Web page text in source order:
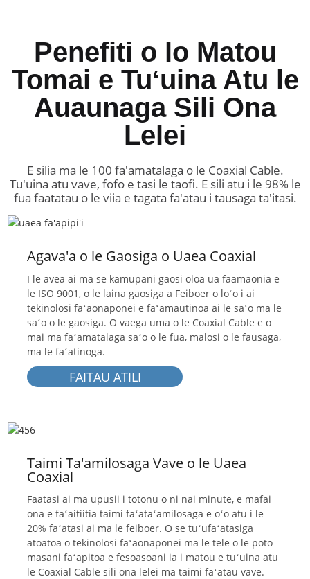
Penefiti o lo Matou
Tomai e Tuʻuina Atu le
Auaunaga Sili Ona
Lelei
E silia ma le 100 fa'amatalaga o le Coaxial Cable.
Tu'uina atu vave, fofo e tasi le taofi. E sili atu i le 98% le
fua faatatau o le viia e tagata fa'atau i tausaga ta'itasi.
Agava'a o le Gaosiga o Uaea Coaxial
I le avea ai ma se kamupani gaosi oloa ua faamaonia e
le ISO 9001, o le laina gaosiga a Feiboer o loʻo i ai
tekinolosi faʻaonaponei e faʻamautinoa ai le saʻo ma le
saʻo o le gaosiga. O vaega uma o le Coaxial Cable e o
mai ma faʻamatalaga saʻo o le fua, malosi o le fausaga,
ma le faʻatinoga.
FAITAU ATILI
Taimi Ta'amilosaga Vave o le Uaea
Coaxial
Faatasi ai ma upusii i totonu o ni nai minute, e mafai
ona e faʻaitiitia taimi faʻataʻamilosaga e oʻo atu i le
20% faʻatasi ai ma le feiboer. O se tuʻufaʻatasiga
atoatoa o tekinolosi faʻaonaponei ma le tele o le poto
masani faʻapitoa e fesoasoani ia i matou e tuʻuina atu
le Coaxial Cable sili ona lelei ma taimi faʻatau vave.